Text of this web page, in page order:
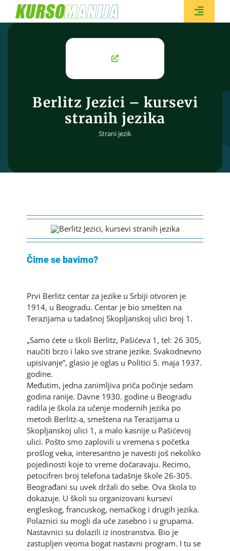
content
Toggle
Berlitz Jezici – kursevi
stranih jezika
Strani jezik
Čime se bavimo?
Prvi Berlitz centar za jezike u Srbiji otvoren je
1914, u Beogradu. Centar je bio smešten na
Terazijama u tadašnoj Skopljanskoj ulici broj 1.
„Samo ćete u školi Berlitz, Pašićeva 1, tel: 26 305,
naučiti brzo i lako sve strane jezike. Svakodnevno
upisivanje”, glasio je oglas u Politici 5. maja 1937.
godine.
Međutim, jedna zanimljiva priča počinje sedam
godina ranije. Davne 1930. godine u Beogradu
radila je škola za učenje modernih jezika po
metodi Berlitz-a, smeštena na Terazijama u
Skopljanskoj ulici 1, a malo kasnije u Pašićevoj
ulici. Pošto smo zaplovili u vremena s početka
prošlog veka, interesantno je navesti još nekoliko
pojedinosti koje to vreme dočaravaju. Recimo,
petocifren broj telefona tadašnje škole 26-305.
Beograđani su uvek držali do sebe. Ova škola to
dokazuje. U školi su organizovani kursevi
engleskog, francuskog, nemačkog i drugih jezika.
Polaznici su mogli da uče zasebno i u grupama.
Nastavnici su dolazili iz inostranstva. Bio je
zastupljen veoma bogat nastavni program. I tu se